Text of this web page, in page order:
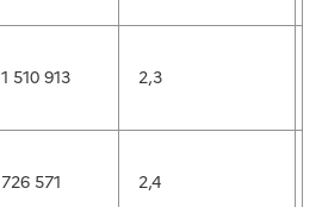
1 510 913 2,3
726 571 2,4